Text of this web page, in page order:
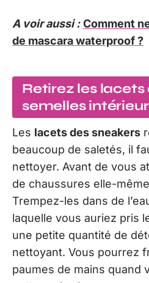
A voir aussi : Comment
de mascara waterproof ?
Retirez les lacets
semelles
Les lacets des sneakers
beaucoup de saletés, il
nettoyer. Avant de vous
de chaussures elle-
Trempez-les dans de
laquelle vous auriez pris
une petite quantité de
nettoyant. Vous pourrez
paumes de mains quand